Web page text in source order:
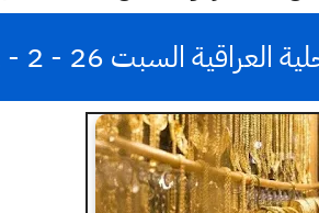
السبت 26 - 2 - 2022